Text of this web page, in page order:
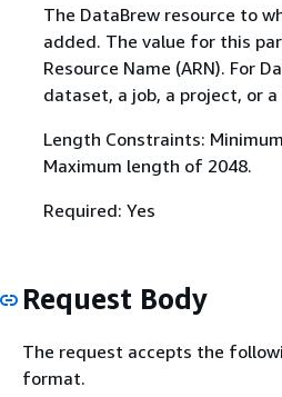
The DataBrew resource to
added. The value for this
Resource Name (ARN). For
dataset, a job, a project, or a
Length Constraints:
Maximum length of 2048.
Required: Yes
Request Body
The request accepts the
format.